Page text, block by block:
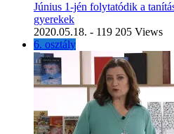
Június 1-jén folytatódik a
gyerekek
2020.05.18. - 119 205 Views
6. osztály